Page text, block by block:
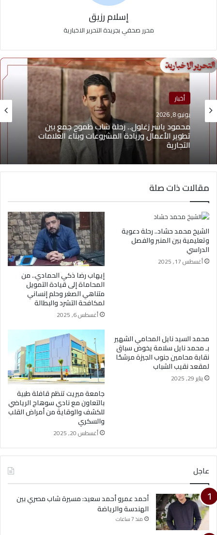
إسلام رزيق
محرر صحفي بجريدة التحرير الاخبارية
أخبار
يونيو 8, 2026
محمود ياسر زغلول.. رحلة شاب طموح جمع بين
تطوير الأعمال وريادة المشروعات وبناء العلامات
التجارية
مقالات ذات صلة
الشيخ محمد حشاد.. رحلة دعوية
وتعليمية بين المنبر والفصل
الدراسي
أغسطس 17, 2025
إيهاب رضا ذكي الحمادي.. من
المحاماة إلى قيادة التمويل
متناهي الصغر وحلم إنساني
لمكافحة التشرد والبطالة
أغسطس 6, 2025
محمد السيد نايل المحامي الشهير
بـ محمد نايل سلامة يخوض سباق
نقابة محامين جنوب الجيزة مرشحًا
لمقعد نقيب الشباب
يناير 29, 2025
جامعة ميريت تنظم قافلة طبية
بالتعاون مع نادي سوهاج الرياضي
للكشف والوقاية من أمراض القلب
والسكري
أغسطس 20, 2025
عاجل
أحمد عمرو أحمد سعيد: مسيرة شاب مصري بين
الهندسة والرياضة
منذ 7 ساعات